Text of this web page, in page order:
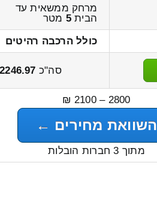
מרחק ממשאית עד
הבית5 מטר
כולל הרכבה רהיטים
סה"כ 2246.97
2800 – 2100 ₪
השוואת מחירים ←
מתוך 3 חברות הובלות